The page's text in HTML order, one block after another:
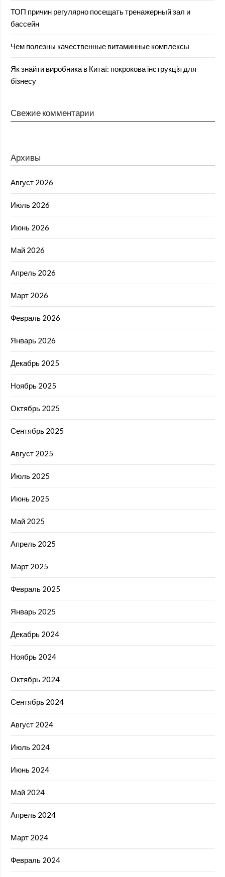
ТОП причин регулярно посещать тренажерный зал и
бассейн
Чем полезны качественные витаминные комплексы
Як знайти виробника в Китаї: покрокова інструкція для
бізнесу
Свежие комментарии
Архивы
Август 2026
Июль 2026
Июнь 2026
Май 2026
Апрель 2026
Март 2026
Февраль 2026
Январь 2026
Декабрь 2025
Ноябрь 2025
Октябрь 2025
Сентябрь 2025
Август 2025
Июль 2025
Июнь 2025
Май 2025
Апрель 2025
Март 2025
Февраль 2025
Январь 2025
Декабрь 2024
Ноябрь 2024
Октябрь 2024
Сентябрь 2024
Август 2024
Июль 2024
Июнь 2024
Май 2024
Апрель 2024
Март 2024
Февраль 2024